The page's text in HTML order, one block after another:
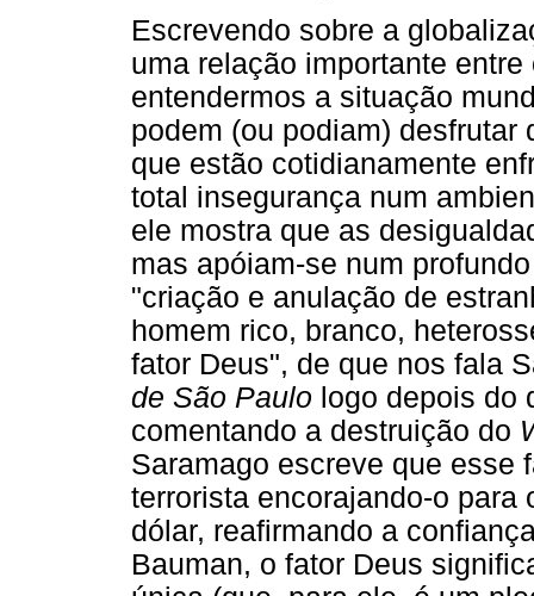
Escrevendo sobre a
uma relação importante
entendermos a situação
podem (ou podiam)
que estão cotidianamente
total insegurança num
ele mostra que as
mas apóiam-se num
"criação e anulação de
homem rico, branco,
fator Deus", de que nos fala
de São Paulo logo depois do
comentando a destruição do
Saramago escreve que esse
terrorista encorajando-o para
dólar, reafirmando a
Bauman, o fator Deus